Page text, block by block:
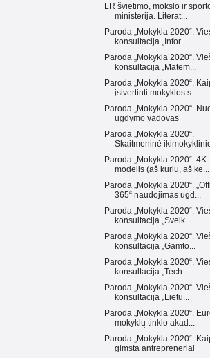
LR švietimo, mokslo ir
ministerija. Literat...
Paroda „Mokykla 2020“.
konsultacija „Infor...
Paroda „Mokykla 2020“.
konsultacija „Matem...
Paroda „Mokykla 2020“.
įsivertinti mokyklos s...
Paroda „Mokykla 2020“.
ugdymo vadovas
Paroda „Mokykla 2020“.
Skaitmeninė ikimokyklinio
Paroda „Mokykla 2020“. 4K
modelis (aš kuriu, aš ke...
Paroda „Mokykla 2020“.
365“ naudojimas ugd...
Paroda „Mokykla 2020“.
konsultacija „Sveik...
Paroda „Mokykla 2020“.
konsultacija „Gamto...
Paroda „Mokykla 2020“.
konsultacija „Tech...
Paroda „Mokykla 2020“.
konsultacija „Lietu...
Paroda „Mokykla 2020“.
mokyklų tinklo akad...
Paroda „Mokykla 2020“.
gimsta antrepreneriai